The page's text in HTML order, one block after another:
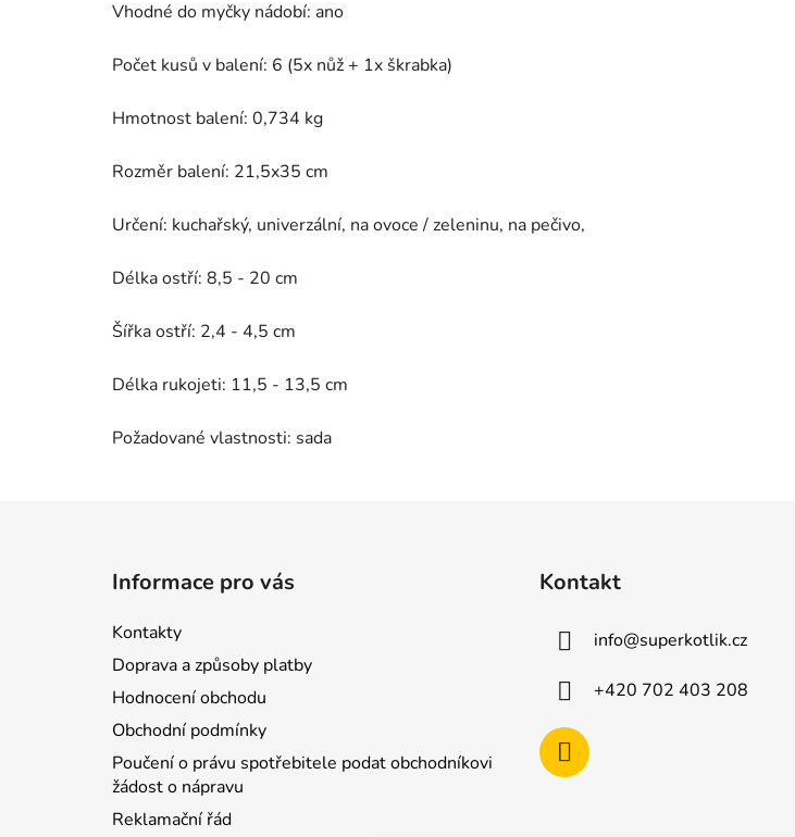
Vhodné do myčky nádobí: ano
Počet kusů v balení: 6 (5x nůž + 1x škrabka)
Hmotnost balení: 0,734 kg
Rozměr balení: 21,5x35 cm
Určení: kuchařský, univerzální, na ovoce / zeleninu, na pečivo,
Délka ostří: 8,5 - 20 cm
Šířka ostří: 2,4 - 4,5 cm
Délka rukojeti: 11,5 - 13,5 cm
Požadované vlastnosti: sada
Informace pro vás
Kontakty
Doprava a způsoby platby
Hodnocení obchodu
Obchodní podmínky
Poučení o právu spotřebitele podat obchodníkovi
žádost o nápravu
Reklamační řád
Kontakt
info@superkotlik.cz
+420 702 403 208